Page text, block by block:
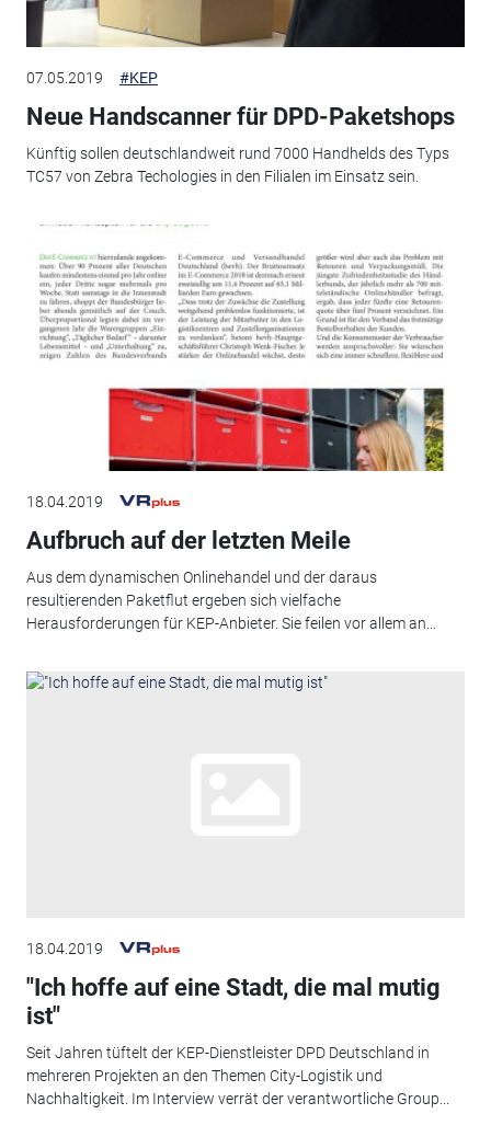
07.05.2019 #KEP
Neue Handscanner für DPD-Paketshops
Künftig sollen deutschlandweit rund 7000 Handhelds des Typs
TC57 von Zebra Techologies in den Filialen im Einsatz sein.
18.04.2019
Aufbruch auf der letzten Meile
Aus dem dynamischen Onlinehandel und der daraus
resultierenden Paketflut ergeben sich vielfache
Herausforderungen für KEP-Anbieter. Sie feilen vor allem an...
18.04.2019
"Ich hoffe auf eine Stadt, die mal mutig
ist"
Seit Jahren tüftelt der KEP-Dienstleister DPD Deutschland in
mehreren Projekten an den Themen City-Logistik und
Nachhaltigkeit. Im Interview verrät der verantwortliche Group...